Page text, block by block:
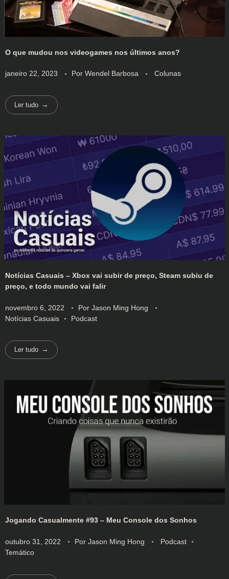
O que mudou nos videogames nos últimos anos?
janeiro 22, 2023 Por Wendel Barbosa Colunas
Ler tudo
Notícias Casuais – Xbox vai subir de preço, Steam subiu de
preço, e todo mundo vai falir
novembro 6, 2022 Por Jason Ming Hong
Notícias Casuais
Podcast
Ler tudo
Jogando Casualmente #93 – Meu Console dos Sonhos
outubro 31, 2022 Por Jason Ming Hong
Podcast
Temático